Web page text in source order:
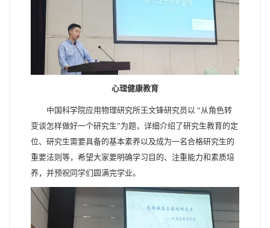
心理健康教育
中国科学院应用物理研究所王文锋研究员以 “从角色转
变谈怎样做好一个研究生”为题，详细介绍了研究生教育的定
位、研究生需要具备的基本素养以及成为一名合格研究生的
重要法则等，希望大家要明确学习目的、注重能力和素质培
养，并预祝同学们圆满完学业。